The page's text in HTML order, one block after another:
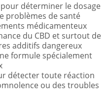
déterminer le dosage
problèmes de santé
médicamenteux
du CBD et surtout de
additifs dangereux
formule spécialement
détecter toute réaction
ou des troubles